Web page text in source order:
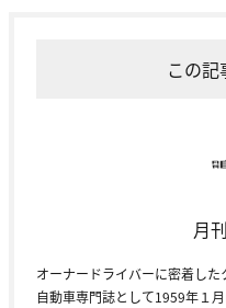
この記
月
オーナードライバーに密着し
自動車専門誌として1959年１